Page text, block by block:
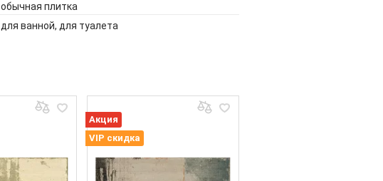
обычная плитка
для ванной, для туалета
Акция
VIP скидка